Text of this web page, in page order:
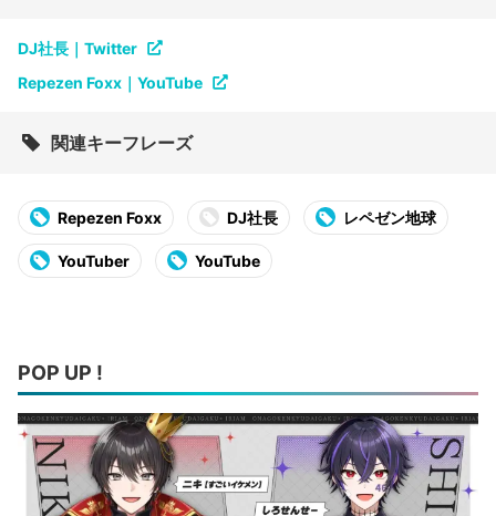
DJ社長｜Twitter
Repezen Foxx｜YouTube
関連キーフレーズ
Repezen Foxx DJ社長 レペゼン地球
YouTuber YouTube
POP UP !